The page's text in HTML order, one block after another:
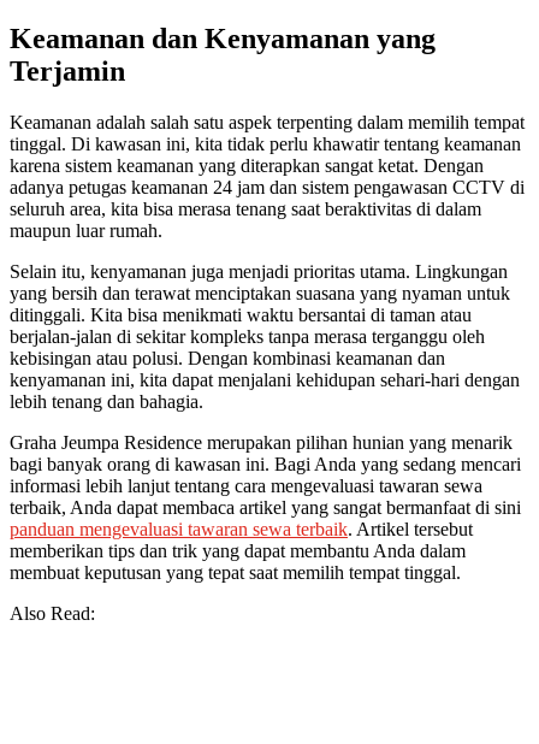
Keamanan dan Kenyamanan yang
Terjamin
Keamanan adalah salah satu aspek terpenting dalam memilih tempat
tinggal. Di kawasan ini, kita tidak perlu khawatir tentang keamanan
karena sistem keamanan yang diterapkan sangat ketat. Dengan
adanya petugas keamanan 24 jam dan sistem pengawasan CCTV di
seluruh area, kita bisa merasa tenang saat beraktivitas di dalam
maupun luar rumah.
Selain itu, kenyamanan juga menjadi prioritas utama. Lingkungan
yang bersih dan terawat menciptakan suasana yang nyaman untuk
ditinggali. Kita bisa menikmati waktu bersantai di taman atau
berjalan-jalan di sekitar kompleks tanpa merasa terganggu oleh
kebisingan atau polusi. Dengan kombinasi keamanan dan
kenyamanan ini, kita dapat menjalani kehidupan sehari-hari dengan
lebih tenang dan bahagia.
Graha Jeumpa Residence merupakan pilihan hunian yang menarik
bagi banyak orang di kawasan ini. Bagi Anda yang sedang mencari
informasi lebih lanjut tentang cara mengevaluasi tawaran sewa
terbaik, Anda dapat membaca artikel yang sangat bermanfaat di sini
panduan mengevaluasi tawaran sewa terbaik. Artikel tersebut
memberikan tips dan trik yang dapat membantu Anda dalam
membuat keputusan yang tepat saat memilih tempat tinggal.
Also Read: